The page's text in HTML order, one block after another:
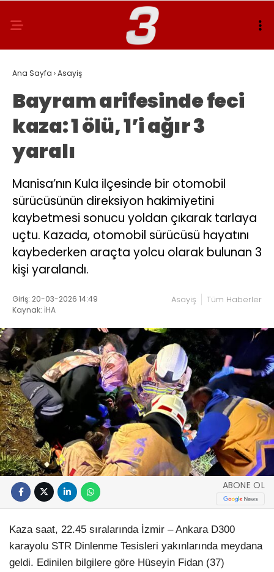
Ana Sayfa ›Asayiş
Bayram arifesinde feci
kaza: 1 ölü, 1’i ağır 3
yaralı
Manisa’nın Kula ilçesinde bir otomobil
sürücüsünün direksiyon hakimiyetini
kaybetmesi sonucu yoldan çıkarak tarlaya
uçtu. Kazada, otomobil sürücüsü hayatını
kaybederken araçta yolcu olarak bulunan 3
kişi yaralandı.
Giriş: 20-03-2026 14:49
Kaynak: İHA
Asayiş Tüm Haberler
ABONE OL
Kaza saat, 22.45 sıralarında İzmir – Ankara D300
karayolu STR Dinlenme Tesisleri yakınlarında meydana
geldi. Edinilen bilgilere göre Hüseyin Fidan (37)